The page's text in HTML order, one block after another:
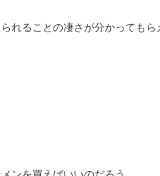
れることの凄さが分かってもら